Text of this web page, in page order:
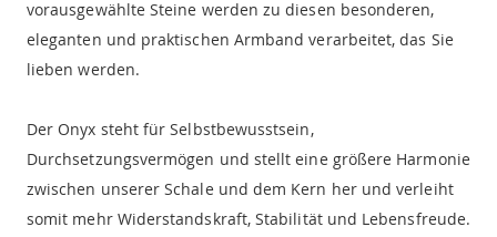
vorausgewählte Steine werden zu diesen besonderen,
eleganten und praktischen Armband verarbeitet, das Sie
lieben werden.
Der Onyx steht für Selbstbewusstsein,
Durchsetzungsvermögen und stellt eine größere Harmonie
zwischen unserer Schale und dem Kern her und verleiht
somit mehr Widerstandskraft, Stabilität und Lebensfreude.